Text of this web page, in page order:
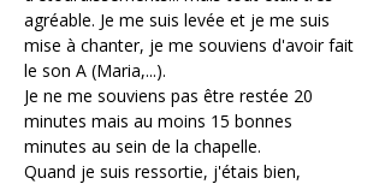
agréable. Je me suis levée et je me suis
mise à chanter, je me souviens d'avoir fait
le son A (Maria,...).
Je ne me souviens pas être restée 20
minutes mais au moins 15 bonnes
minutes au sein de la chapelle.
Quand je suis ressortie, j'étais bien,